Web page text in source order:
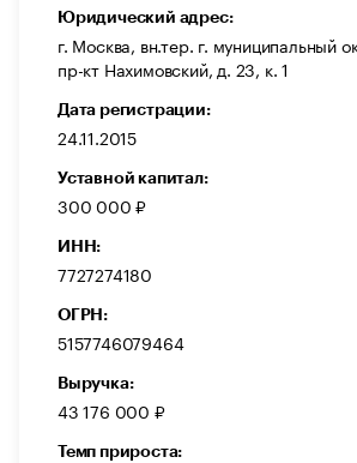
Юридический адрес:
г. Москва, вн.тер. г. муниципальный
пр-кт Нахимовский, д. 23, к. 1
Дата регистрации:
24.11.2015
Уставной капитал:
300 000 ₽
ИНН:
7727274180
ОГРН:
5157746079464
Выручка:
43 176 000 ₽
Темп прироста: